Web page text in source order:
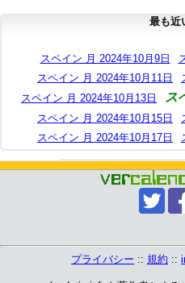
最も近
スペイン 月 2024年10月9日
スペイン 月 2024年10月11日
スペイン 月 2024年10月13日
ス
スペイン 月 2024年10月15日
スペイン 月 2024年10月17日
プライバシー :: 規約 ::